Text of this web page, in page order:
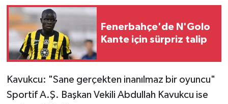
Fenerbahçe'de N'Golo
Kante için sürpriz talip
Kavukcu: "Sane gerçekten inanılmaz bir oyuncu"
Sportif A.Ş. Başkan Vekili Abdullah Kavukcu ise